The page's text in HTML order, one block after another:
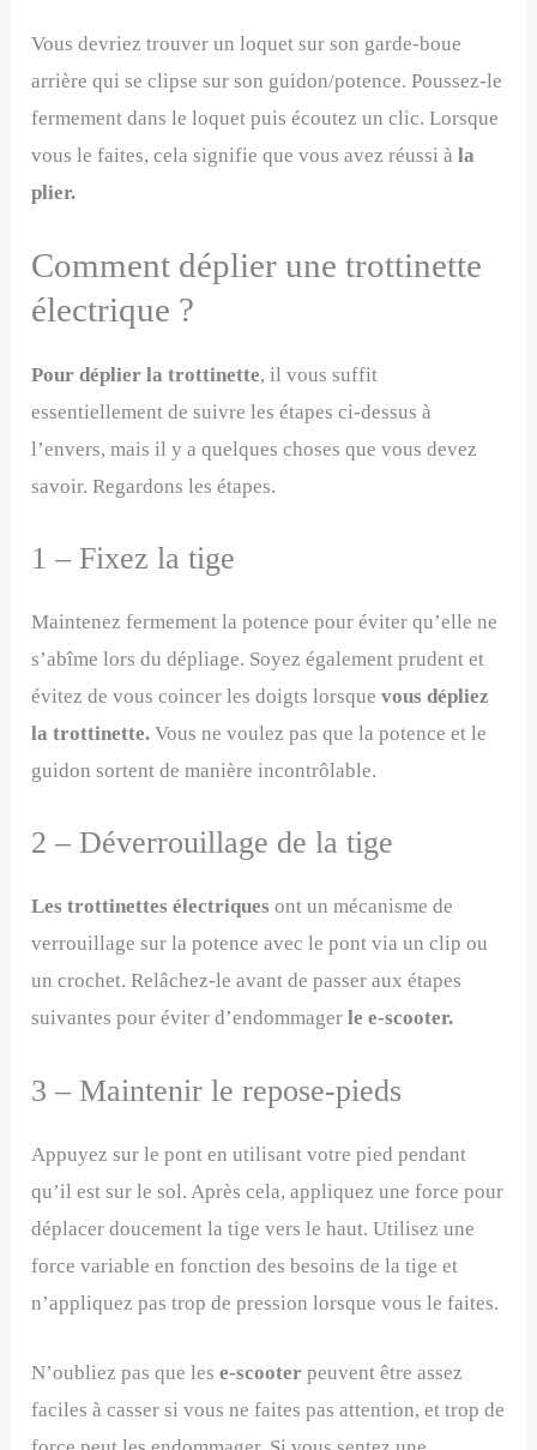
Vous devriez trouver un loquet sur son garde-boue
arrière qui se clipse sur son guidon/potence. Poussez-le
fermement dans le loquet puis écoutez un clic. Lorsque
vous le faites, cela signifie que vous avez réussi àla
plier.
Comment déplier une trottinette
électrique ?
Pour déplier la trottinette, il vous suffit
essentiellement de suivre les étapes ci-dessus à
l’envers, mais il y a quelques choses que vous devez
savoir. Regardons les étapes.
1 – Fixez la tige
Maintenez fermement la potence pour éviter qu’elle ne
s’abîme lors du dépliage. Soyez également prudent et
évitez de vous coincer les doigts lorsquevous dépliez
la trottinette. Vous ne voulez pas que la potence et le
guidon sortent de manière incontrôlable.
2 – Déverrouillage de la tige
Les trottinettes électriques ont un mécanisme de
verrouillage sur la potence avec le pont via un clip ou
un crochet. Relâchez-le avant de passer aux étapes
suivantes pour éviter d’endommagerle e-scooter.
3 – Maintenir le repose-pieds
Appuyez sur le pont en utilisant votre pied pendant
qu’il est sur le sol. Après cela, appliquez une force pour
déplacer doucement la tige vers le haut. Utilisez une
force variable en fonction des besoins de la tige et
n’appliquez pas trop de pression lorsque vous le faites.
N’oubliez pas que lese-scooter peuvent être assez
faciles à casser si vous ne faites pas attention, et trop de